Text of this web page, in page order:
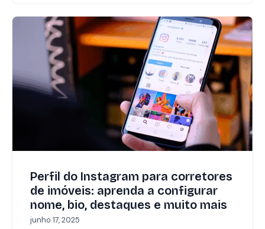
Perfil do Instagram para corretores
de imóveis: aprenda a configurar
nome, bio, destaques e muito mais
junho 17, 2025